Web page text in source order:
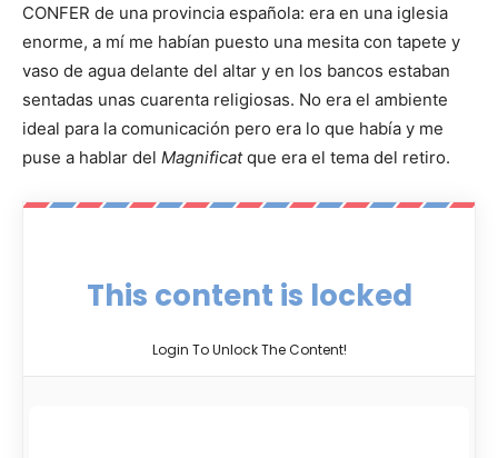
CONFER de una provincia española: era en una iglesia
enorme, a mí me habían puesto una mesita con tapete y
vaso de agua delante del altar y en los bancos estaban
sentadas unas cuarenta religiosas. No era el ambiente
ideal para la comunicación pero era lo que había y me
puse a hablar del Magnificatque era el tema del retiro.
This content is locked
Login To Unlock The Content!